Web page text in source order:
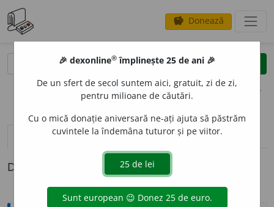
savings Donează
clear
opțiuni
definiții (1) pronunțievolume_up (2)
Definiția cu ID-ul 884089:
🎉 dexonline® împlinește 25 de ani 🎉
De un sfert de secol suntem aici, gratuit, zi de zi,
pentru milioane de căutări.
Cu o mică donație aniversară ne-ați ajuta să păstrăm
cuvintele la îndemâna tuturor și pe viitor.